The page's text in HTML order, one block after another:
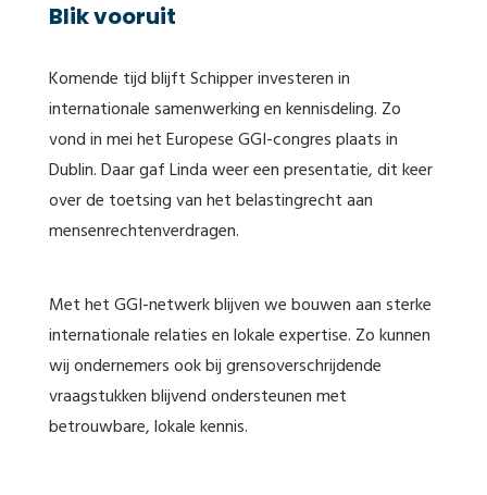
Blik vooruit
Komende tijd blijft Schipper investeren in
internationale samenwerking en kennisdeling. Zo
vond in mei het Europese GGI-congres plaats in
Dublin. Daar gaf Linda weer een presentatie, dit keer
over de toetsing van het belastingrecht aan
mensenrechtenverdragen.
Met het GGI-netwerk blijven we bouwen aan sterke
internationale relaties en lokale expertise. Zo kunnen
wij ondernemers ook bij grensoverschrijdende
vraagstukken blijvend ondersteunen met
betrouwbare, lokale kennis.